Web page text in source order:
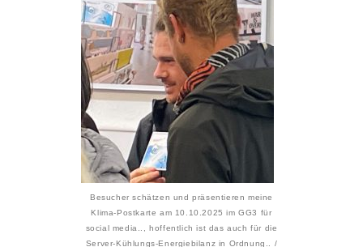
Besucher schätzen und präsentieren meine
Klima-Postkarte am 10.10.2025 im GG3 für
social media.., hoffentlich ist das auch für die
Server-Kühlungs-Energiebilanz in Ordnung.. /